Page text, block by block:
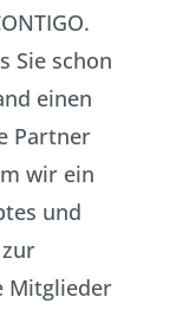
Sie schon
einen
Partner
wir ein
und
Mitglieder